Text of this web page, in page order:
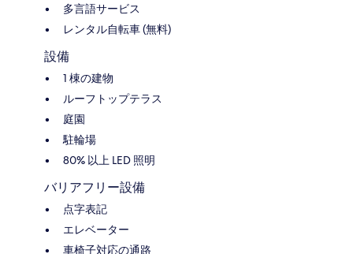
多言語サービス
レンタル自転車 (無料)
設備
1 棟の建物
ルーフトップテラス
庭園
駐輪場
80% 以上 LED 照明
バリアフリー設備
点字表記
エレベーター
車椅子対応の通路